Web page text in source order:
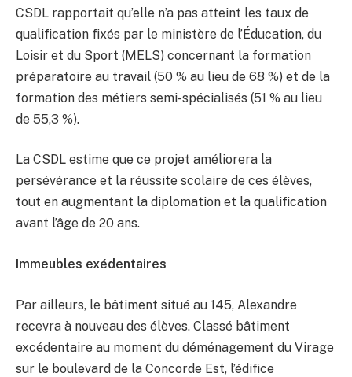
CSDL rapportait qu’elle n’a pas atteint les taux de
qualification fixés par le ministère de l’Éducation, du
Loisir et du Sport (MELS) concernant la formation
préparatoire au travail (50 % au lieu de 68 %) et de la
formation des métiers semi-spécialisés (51 % au lieu
de 55,3 %).
La CSDL estime que ce projet améliorera la
persévérance et la réussite scolaire de ces élèves,
tout en augmentant la diplomation et la qualification
avant l’âge de 20 ans.
Immeubles exédentaires
Par ailleurs, le bâtiment situé au 145, Alexandre
recevra à nouveau des élèves. Classé bâtiment
excédentaire au moment du déménagement du Virage
sur le boulevard de la Concorde Est, l’édifice